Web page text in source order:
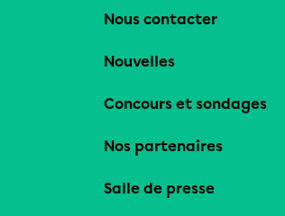
Nous contacter
Nouvelles
Concours et sondages
Nos partenaires
Salle de presse